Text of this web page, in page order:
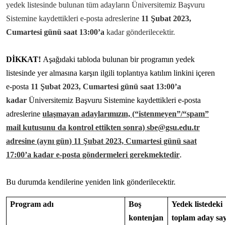
yedek listesinde bulunan tüm adayların Üniversitemiz Başvuru
Sistemine kaydettikleri e-posta adreslerine 11 Şubat 2023,
Cumartesi günü saat 13:00’a kadar gönderilecektir.
DİKKAT! Aşağıdaki tabloda bulunan bir programın yedek
listesinde yer almasına karşın ilgili toplantıya katılım linkini içeren
e-posta 11 Şubat 2023, Cumartesi günü saat 13:00’a
kadar Üniversitemiz Başvuru Sistemine kaydettikleri e-posta
adreslerine ulaşmayan adaylarımızın, (“istenmeyen”/“spam”
mail kutusunu da kontrol ettikten sonra) sbe@gsu.edu.tr
adresine (aynı gün) 11 Şubat 2023, Cumartesi günü saat
17:00’a kadar e-posta göndermeleri gerekmektedir.
Bu durumda kendilerine yeniden link gönderilecektir.
Program adı
Boş
kontenjan
Yedek listedeki
toplam aday